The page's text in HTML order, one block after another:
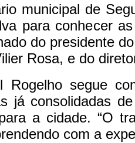
municipal de
para conhecer
do presidente
Rosa, e do
Rogelho segue
já consolidadas
a cidade. “O
com a